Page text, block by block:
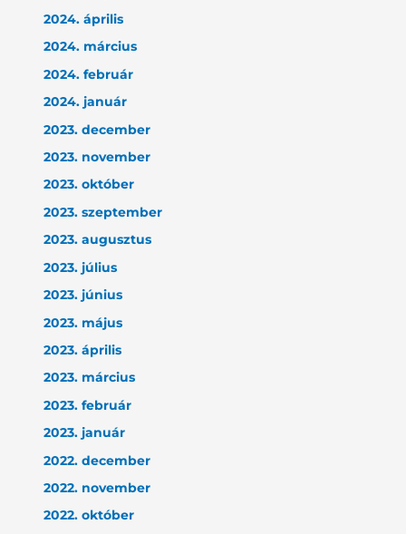
2024. április
2024. március
2024. február
2024. január
2023. december
2023. november
2023. október
2023. szeptember
2023. augusztus
2023. július
2023. június
2023. május
2023. április
2023. március
2023. február
2023. január
2022. december
2022. november
2022. október